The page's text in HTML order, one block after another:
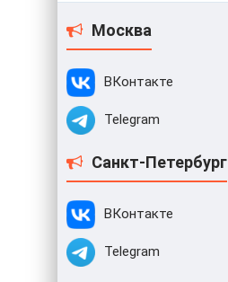
Москва
ВКонтакте
Telegram
Санкт-Петербург
ВКонтакте
Telegram